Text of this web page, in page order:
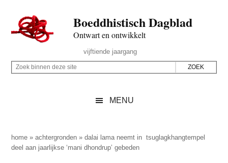
naar
de
inhoud
secondary
naar
de
sidebar
naar
de
Boeddhistisch Dagblad
Ontwart en ontwikkelt
Rechts
vijftiende jaargang
Z
p
d
Z
i
n
MENU
home »achtergronden »dalai lama neemt in tsuglagkhangtempel
deel aan jaarlijkse ‘mani dhondrup’ gebeden